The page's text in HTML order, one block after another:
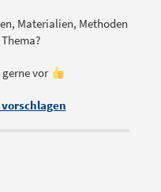
Materialien, Methoden
gerne vor